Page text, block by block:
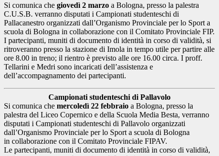
Si comunica che giovedì 2 marzo a Bologna, presso la palestra
C.U.S.B. verranno disputati i Campionati studenteschi di
Pallacanestro organizzati dall’Organismo Provinciale per lo Sport a
scuola di Bologna in collaborazione con il Comitato Provinciale FIP.
I partecipanti, muniti di documento di identità in corso di validità, si
ritroveranno presso la stazione di Imola in tempo utile per partire alle
ore 8.00 in treno; il rientro è previsto alle ore 16.00 circa. I proff.
Tellarini e Medri sono incaricati dell’assistenza e
dell’accompagnamento dei partecipanti.
Campionati studenteschi di Pallavolo
Si comunica che mercoledì 22 febbraio a Bologna, presso la
palestra del Liceo Copernico e della Scuola Media Besta, verranno
disputati i Campionati studenteschi di Pallavolo organizzati
dall’Organismo Provinciale per lo Sport a scuola di Bologna
in collaborazione con il Comitato Provinciale FIPAV.
Le partecipanti, muniti di documento di identità in corso di validità,